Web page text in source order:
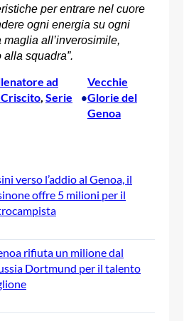
per entrare nel cuore
ogni energia su ogni
all’inverosimile,
squadra”.
ad
, Serie
•
Vecchie
Glorie del
Genoa
verso l’addio al Genoa, il
offre 5 milioni per il
rifiuta un milione dal
Dortmund per il talento